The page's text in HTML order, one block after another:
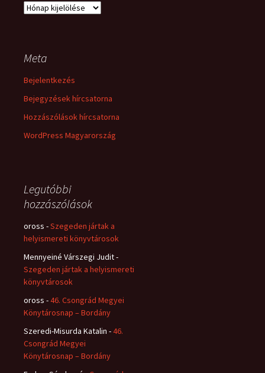
Archívum
Meta
Bejelentkezés
Bejegyzések hírcsatorna
Hozzászólások hírcsatorna
WordPress Magyarország
Legutóbbi
hozzászólások
oross -Szegeden jártak a
helyismereti könyvtárosok
Mennyeiné Várszegi Judit-
Szegeden jártak a helyismereti
könyvtárosok
oross -46. Csongrád Megyei
Könytárosnap – Bordány
Szeredi-Misurda Katalin -46.
Csongrád Megyei
Könytárosnap – Bordány